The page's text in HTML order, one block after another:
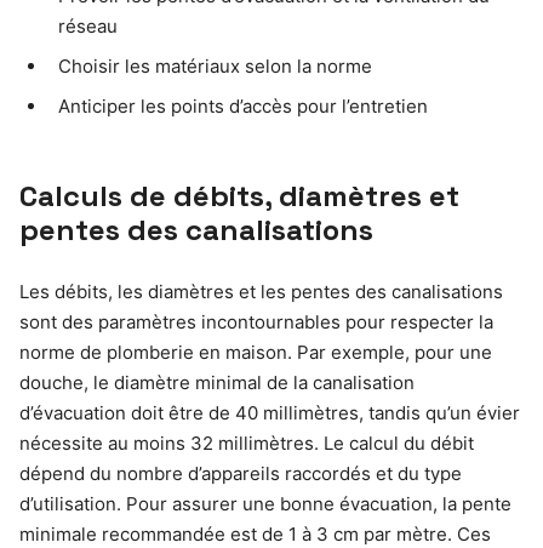
réseau
Choisir les matériaux selon la norme
Anticiper les points d’accès pour l’entretien
Calculs de débits, diamètres et
pentes des canalisations
Les débits, les diamètres et les pentes des canalisations
sont des paramètres incontournables pour respecter la
norme de plomberie en maison. Par exemple, pour une
douche, le diamètre minimal de la canalisation
d’évacuation doit être de 40 millimètres, tandis qu’un évier
nécessite au moins 32 millimètres. Le calcul du débit
dépend du nombre d’appareils raccordés et du type
d’utilisation. Pour assurer une bonne évacuation, la pente
minimale recommandée est de 1 à 3 cm par mètre. Ces